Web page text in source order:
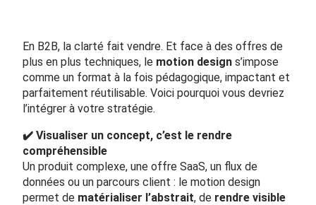
En B2B, la clarté fait vendre. Et face à des offres de
plus en plus techniques, le motion design s’impose
comme un format à la fois pédagogique, impactant et
parfaitement réutilisable. Voici pourquoi vous devriez
l’intégrer à votre stratégie.
✔️ Visualiser un concept, c’est le rendre
compréhensible
Un produit complexe, une offre SaaS, un flux de
données ou un parcours client : le motion design
permet de matérialiser l’abstrait, de rendre visible